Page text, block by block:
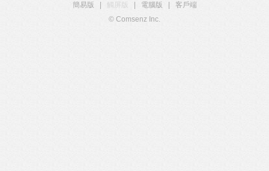
簡易版
觸屏版 電腦版
客戶端
© Comsenz Inc.